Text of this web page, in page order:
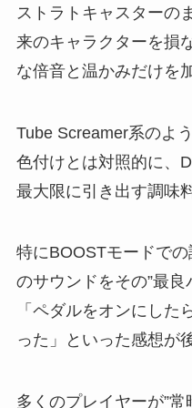
ストラトキャスター
来のキャラクターを損
な倍音と温かみだけを
Tube Screamer系のよ
色付けとは対照的に、
最大限に引き出す調味
特にBOOSTモードで
のサウンドをその”最良
「ペダルをオンにした
った」といった感想が
多くのプレイヤーが”